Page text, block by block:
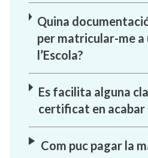
Quina
per matricular-me a
l’Escola?
Es facilita alguna
certificat en acabar
Com puc pagar la